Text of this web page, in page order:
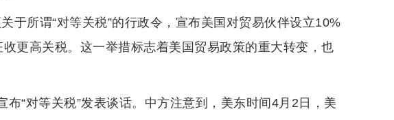
于所谓“对等关税”的行政令，宣布美国对贸易伙伴设立10%
更高关税。这一举措标志着美国贸易政策的重大转变，也
“对等关税”发表谈话。中方注意到，美东时间4月2日，美